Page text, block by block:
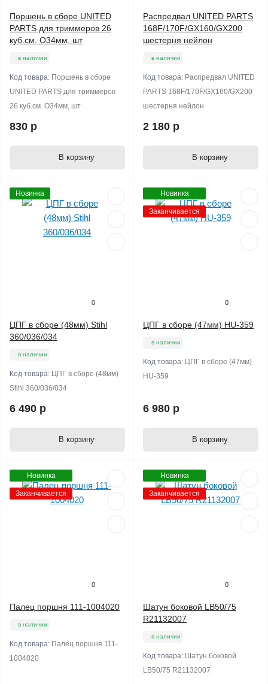
Поршень в сборе UNITED
PARTS для триммеров 26
куб.см. O34мм, шт
в наличии
Код товара: Поршень в сборе
UNITED PARTS для триммеров
26 куб.см. O34мм, шт
830 р
В корзину
Распредвал UNITED PARTS
168F/170F/GX160/GX200
шестерня нейлон
в наличии
Код товара: Распредвал UNITED
PARTS 168F/170F/GX160/GX200
шестерня нейлон
2 180 р
В корзину
Новинка
0
ЦПГ в сборе (48мм) Stihl
360/036/034
в наличии
Код товара: ЦПГ в сборе (48мм)
Stihl 360/036/034
6 490 р
В корзину
Новинка
Заканчивается
0
ЦПГ в сборе (47мм) HU-359
в наличии
Код товара: ЦПГ в сборе (47мм)
HU-359
6 980 р
В корзину
Новинка
Заканчивается
0
Палец поршня 111-1004020
в наличии
Код товара: Палец поршня 111-
1004020
Новинка
Заканчивается
0
Шатун боковой LB50/75
R21132007
в наличии
Код товара: Шатун боковой
LB50/75 R21132007